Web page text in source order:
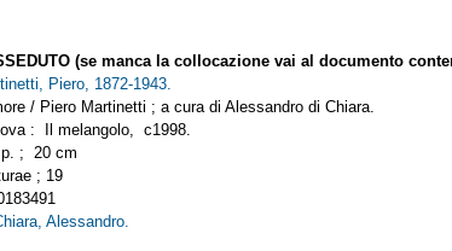
(se manca la collocazione vai al documento
Piero, 1872-1943.
/ Piero Martinetti ; a cura di Alessandro di Chiara.
: Il melangolo, c1998.
p. ; 20 cm
; 19
Alessandro.